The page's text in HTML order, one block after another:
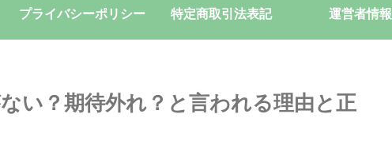
プライバシーポリシー 特定商取引法表記 運営者情報
い？期待外れ？と言われる理由と正